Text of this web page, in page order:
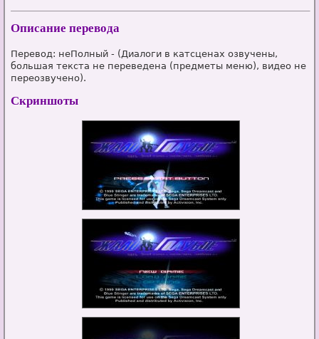
Описание перевода
Перевод: неПолный - (Диалоги в катсценах озвучены,
большая текста не переведена (предметы меню), видео не
переозвучено).
Скриншоты